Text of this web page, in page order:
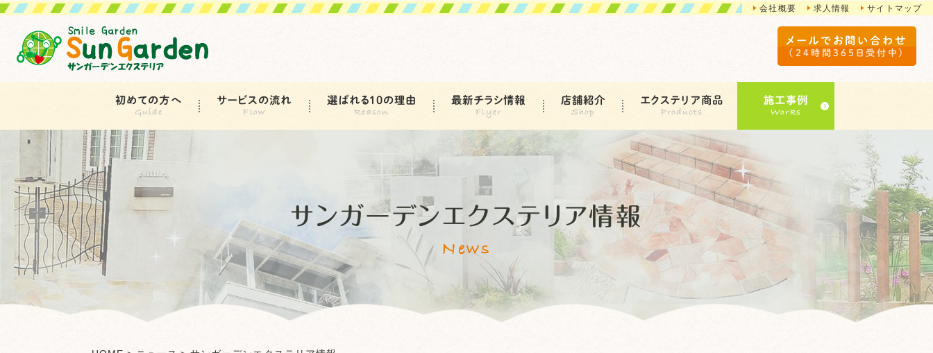
会社概要 求人情報 サイトマップ
メールでお問い合わせ
（24時間365日受付中）
初めての方へ サービスの流れ 選ばれる10の理由 最新チラシ情報 店舗紹介 エクステリア商品 施工事例
サンガーデンエクステリア情報
News